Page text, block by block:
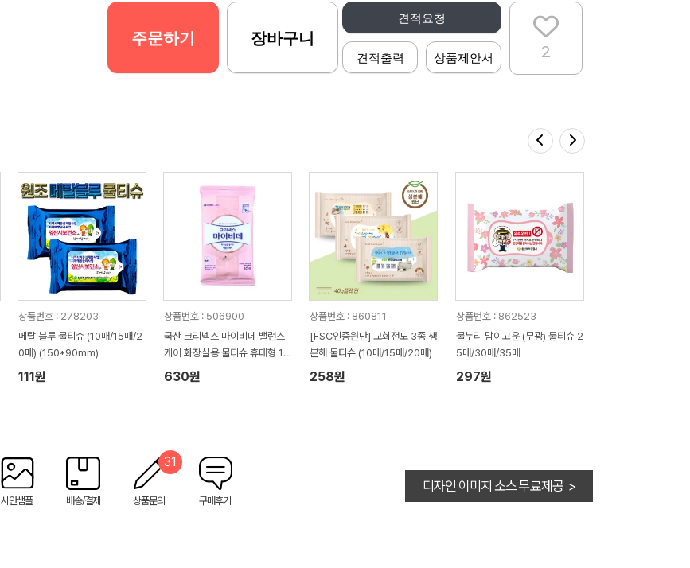
2
견적요청
견적출력 상품제안서
주문하기 장바구니
상품번호 : 278203
메탈 블루 물티슈 (10매/15매/2
0매) (150*90mm)
111원
상품번호 : 506900
국산 크리넥스 마이비데 밸런스
케어 화장실용 물티슈 휴대형 10
매
630원
상품번호 : 860811
[FSC인증원단] 교회전도 3종 생
분해 물티슈 (10매/15매/20매)
258원
상품번호 : 862523
물누리 맘이고운 (무광) 물티슈 2
5매/30매/35매
297원
시안샘플 배송/결제 상품문의
31
구매후기
디자인 이미지 소스 무료제공 >